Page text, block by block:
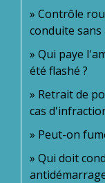
Contrôle
conduite sans
Qui paye
été flashé ?
Retrait de
cas
Peut-on
Qui doit